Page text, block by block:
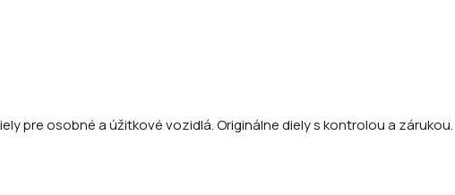
pre osobné a úžitkové vozidlá. Originálne diely s kontrolou a zárukou.